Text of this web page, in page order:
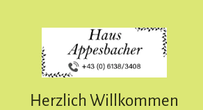
Herzlich Willkommen